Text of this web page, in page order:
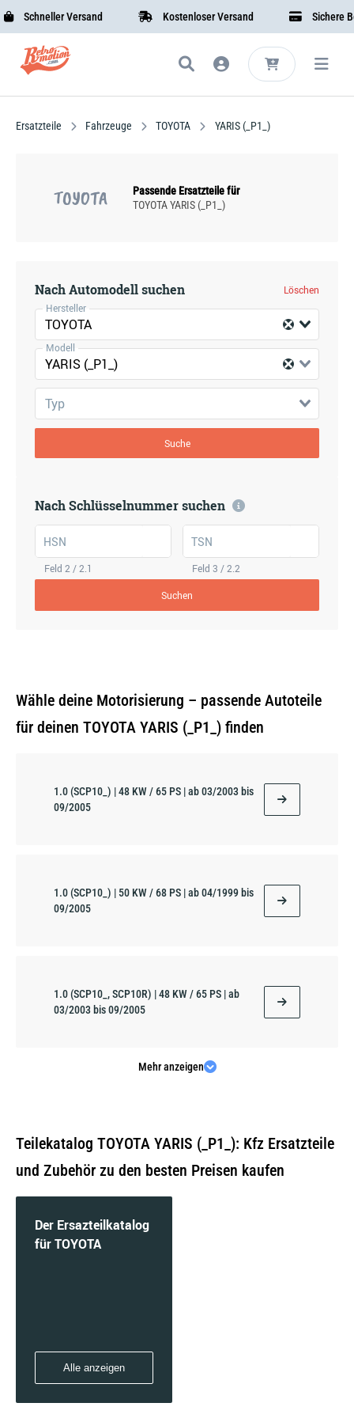
Schneller Versand Kostenloser Versand Sichere
Ersatzteile Fahrzeuge TOYOTA YARIS (_P1_)
TOYOTA
Passende Ersatzteile für
TOYOTA YARIS (_P1_)
Nach Automodell suchen
Löschen
Hersteller
TOYOTA
Modell
YARIS (_P1_)
Typ
Suche
Nach Schlüsselnummer suchen
HSN
Feld 2 / 2.1
TSN
Feld 3 / 2.2
Suchen
Wähle deine Motorisierung – passende Autoteile
für deinen TOYOTA YARIS (_P1_) finden
1.0 (SCP10_) | 48 KW / 65 PS | ab 03/2003 bis
09/2005
1.0 (SCP10_) | 50 KW / 68 PS | ab 04/1999 bis
09/2005
1.0 (SCP10_, SCP10R) | 48 KW / 65 PS | ab
03/2003 bis 09/2005
1.3 (NCP10_, SCP12_) | 63 KW / 86 PS | ab
1.3 (SCP12_, SCP13_, SCP12R, SCP13R) | 64
Mehr anzeigen
Teilekatalog TOYOTA YARIS (_P1_): Kfz Ersatzteile
und Zubehör zu den besten Preisen kaufen
Der Ersazteilkatalog
für TOYOTA
Alle anzeigen